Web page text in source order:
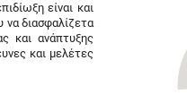
είναι και
διασφαλίζετα
και ανάπτυξης
και μελέτες